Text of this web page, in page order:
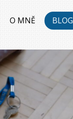
O MNĚ BLOG